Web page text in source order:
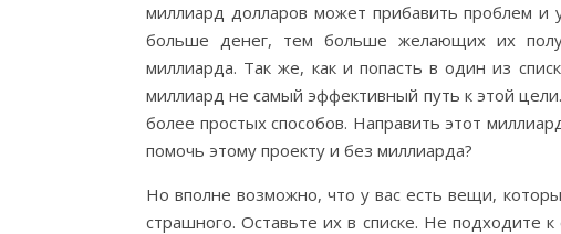
миллиард долларов может прибавить проблем
больше денег, тем больше желающих их
миллиарда. Так же, как и попасть в один из
миллиард не самый эффективный путь к этой
более простых способов. Направить этот
помочь этому проекту и без миллиарда?
Но вполне возможно, что у вас есть вещи,
страшного. Оставьте их в списке. Не подходите